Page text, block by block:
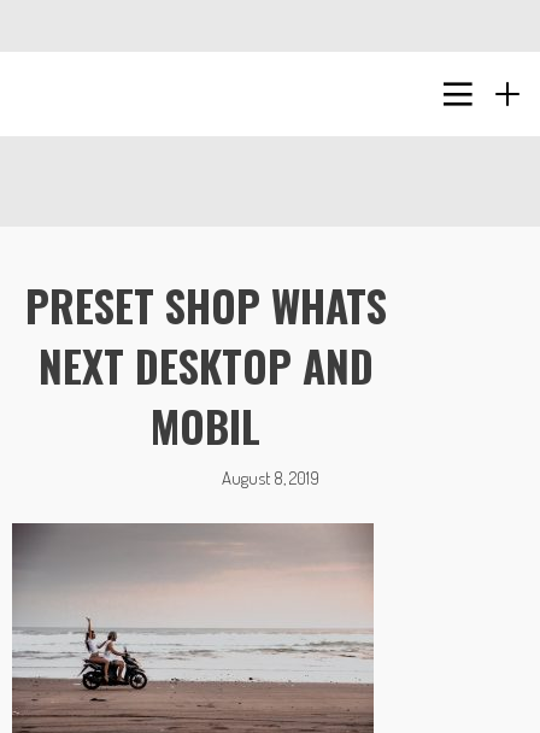
PRESET SHOP WHATS
NEXT DESKTOP AND
MOBIL
August 8, 2019